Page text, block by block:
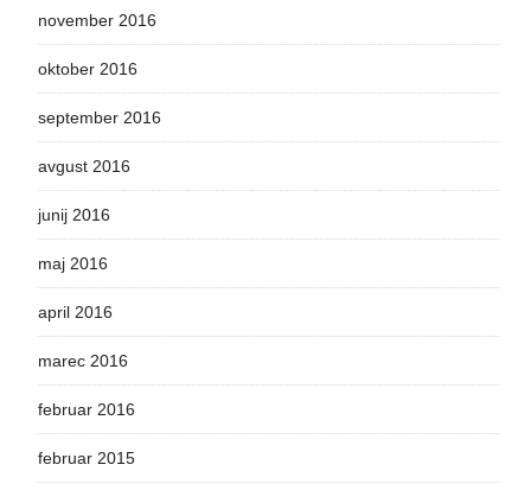
november 2016
oktober 2016
september 2016
avgust 2016
junij 2016
maj 2016
april 2016
marec 2016
februar 2016
februar 2015